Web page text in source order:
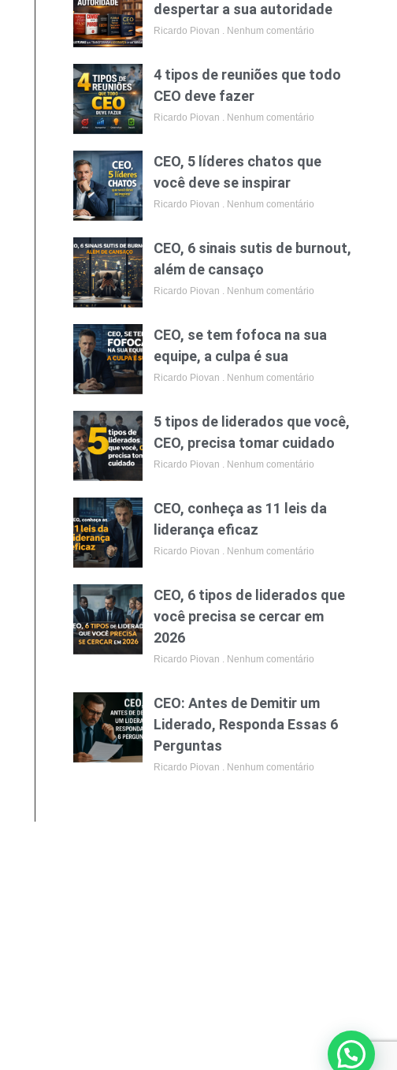
despertar a sua autoridade
Ricardo Piovan Nenhum comentário
4 tipos de reuniões que todo
CEO deve fazer
Ricardo Piovan Nenhum comentário
CEO, 5 líderes chatos que
você deve se inspirar
Ricardo Piovan Nenhum comentário
CEO, 6 sinais sutis de burnout,
além de cansaço
Ricardo Piovan Nenhum comentário
CEO, se tem fofoca na sua
equipe, a culpa é sua
Ricardo Piovan Nenhum comentário
5 tipos de liderados que você,
CEO, precisa tomar cuidado
Ricardo Piovan Nenhum comentário
CEO, conheça as 11 leis da
liderança eficaz
Ricardo Piovan Nenhum comentário
CEO, 6 tipos de liderados que
você precisa se cercar em
2026
Ricardo Piovan Nenhum comentário
CEO: Antes de Demitir um
Liderado, Responda Essas 6
Perguntas
Ricardo Piovan Nenhum comentário